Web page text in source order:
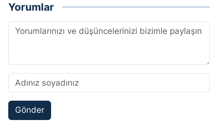
Yorumlar
Gönder